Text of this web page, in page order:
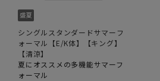
シングルスタンダードサマーフ
ォーマル【E/K体】【キング】
【清涼】
夏にオススメの多機能サマーフ
ォーマル